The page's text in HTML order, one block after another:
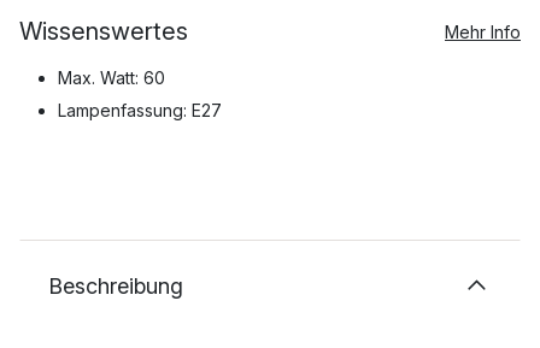
Wissenswertes Mehr Info
Max. Watt: 60
Lampenfassung: E27
Beschreibung